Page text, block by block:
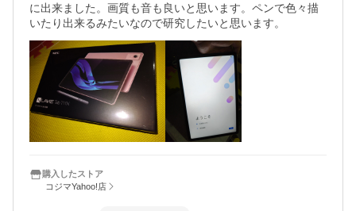
に出来ました。画質も音も良いと思います。ペンで色々描
購入したストア
コジマYahoo!店